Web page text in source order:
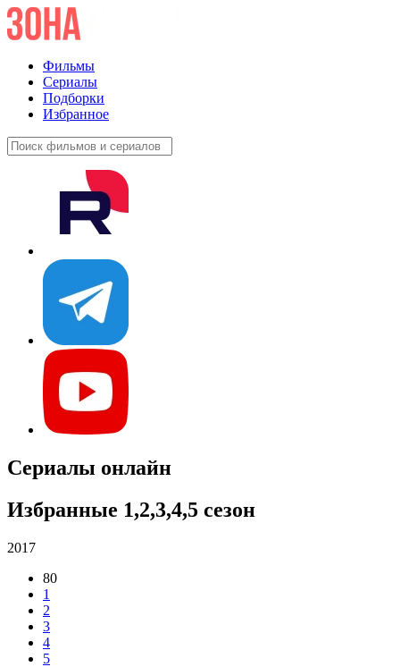
Фильмы
Сериалы
Подборки
Избранное
Сериалы онлайн
Избранные 1,2,3,4,5 сезон
2017
80
1
2
3
4
5